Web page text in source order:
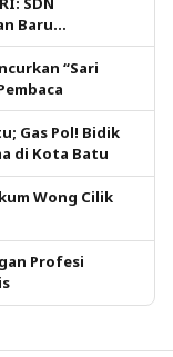
Baru
“Sari
Gas Pol! Bidik
di Kota Batu
Wong Cilik
Profesi